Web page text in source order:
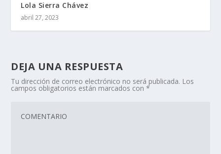
Lola Sierra Chávez
abril 27, 2023
DEJA UNA RESPUESTA
Tu dirección de correo electrónico no será publicada. Los
campos obligatorios están marcados con*